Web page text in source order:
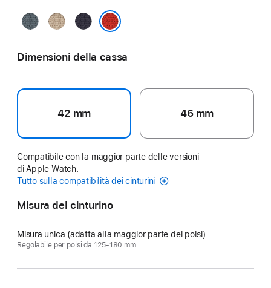
Bleu Gris
Argile Bleu Nuit
Dimensioni della cassa
42 mm 46 mm
Compatibile con la maggior parte delle versioni
di Apple Watch.
Tutto sulla compatibilità dei cinturini
Misura del cinturino
Misura unica (adatta alla maggior parte dei polsi)
Regolabile per polsi da 125-180 mm.